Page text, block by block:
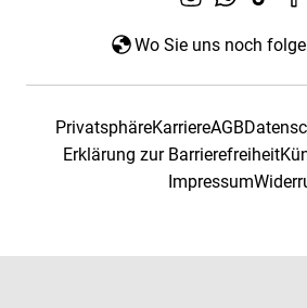
Wo Sie uns noch
PrivatsphäreKarriereAGB
Erklärung zur Barrierefreiheit
Impressum